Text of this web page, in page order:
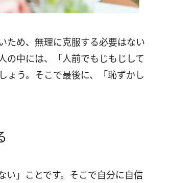
ため、無理に克服する必要はない
の中には、「人前でもじもじして
ょう。そこで最後に、「恥ずかし
い」ことです。そこで自分に自信